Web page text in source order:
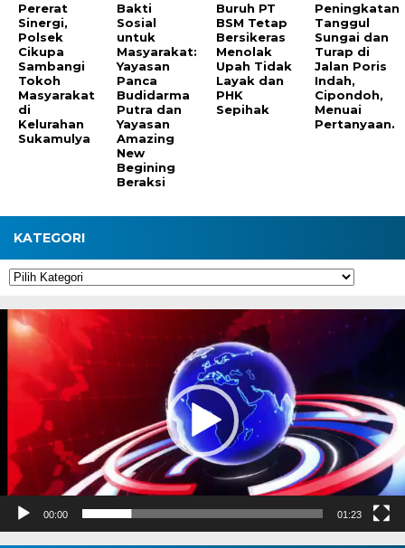
Pererat
Sinergi,
Polsek
Cikupa
Sambangi
Tokoh
Masyarakat
di
Kelurahan
Sukamulya
Bakti
Sosial
untuk
Masyarakat:
Yayasan
Panca
Budidarma
Putra dan
Yayasan
Amazing
New
Begining
Beraksi
Buruh PT
BSM Tetap
Bersikeras
Menolak
Upah Tidak
Layak dan
PHK
Sepihak
Peningkatan
Tanggul
Sungai dan
Turap di
Jalan Poris
Indah,
Cipondoh,
Menuai
Pertanyaan.
KATEGORI
Kategori
Pemutar
Video
00:00 01:23